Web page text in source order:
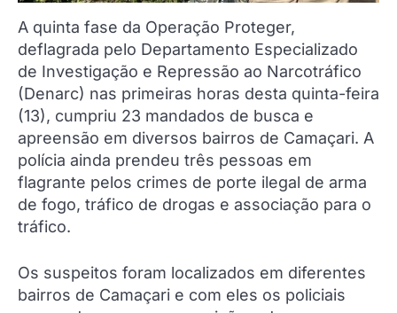
A quinta fase da Operação Proteger,
deflagrada pelo Departamento Especializado
de Investigação e Repressão ao Narcotráfico
(Denarc) nas primeiras horas desta quinta-feira
(13), cumpriu 23 mandados de busca e
apreensão em diversos bairros de Camaçari. A
polícia ainda prendeu três pessoas em
flagrante pelos crimes de porte ilegal de arma
de fogo, tráfico de drogas e associação para o
tráfico.
Os suspeitos foram localizados em diferentes
bairros de Camaçari e com eles os policiais